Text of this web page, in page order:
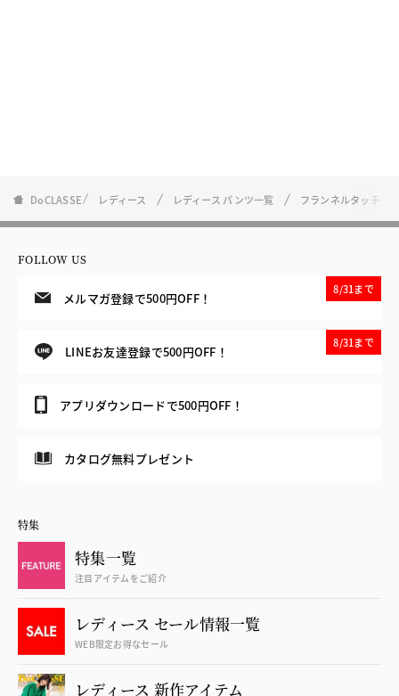
DoCLASSE レディース レディース パンツ一覧 フランネルタッチ・
FOLLOW US
メルマガ登録で500円OFF！
8/31まで
LINEお友達登録で500円OFF！
8/31まで
アプリダウンロードで500円OFF！
カタログ無料プレゼント
特集
特集一覧
注目アイテムをご紹介
レディース セール情報一覧
WEB限定お得なセール
レディース 新作アイテム